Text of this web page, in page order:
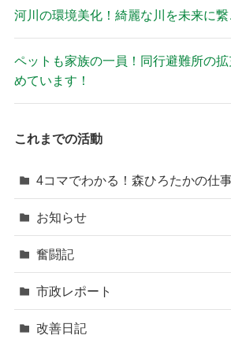
河川の環境美化！綺麗な川を未来に繋
ペットも家族の一員！同行避難所の
めています！
これまでの活動
4コマでわかる！森ひろたかの仕事
お知らせ
奮闘記
市政レポート
改善日記